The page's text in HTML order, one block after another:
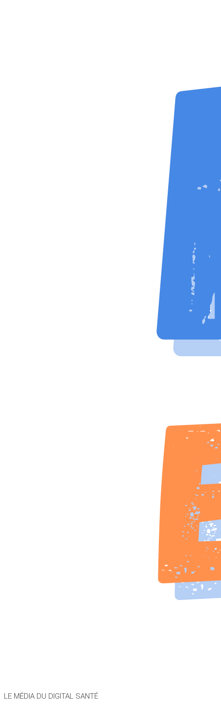
LE MÉDIA DU DIGITAL SANTÉ